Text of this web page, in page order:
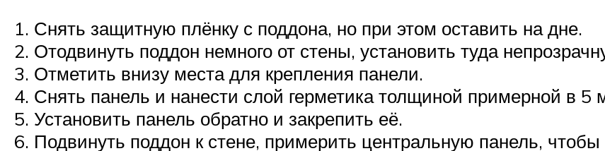
Снять защитную плёнку с поддона, но при этом оставить на дне.
Отодвинуть поддон немного от стены, установить туда
Отметить внизу места для крепления панели.
Снять панель и нанести слой герметика толщиной примерной в 5
Установить панель обратно и закрепить её.
Подвинуть поддон к стене, примерить центральную панель,